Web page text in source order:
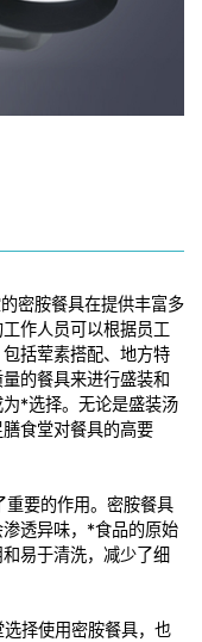
密胺餐具在提供丰富多
作人员可以根据员工
括荤素搭配、地方特
的餐具来进行盛装和
*选择。无论是盛装汤
食堂对餐具的高要
要的作用。密胺餐具
透异味，*食品的原始
易于清洗，减少了细
择使用密胺餐具，也